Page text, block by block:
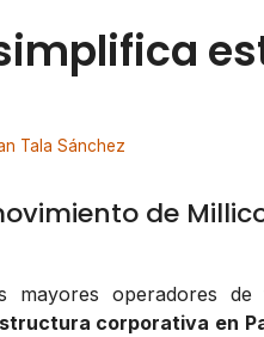
Tala Sánchez
de
operadores de
corporativa en